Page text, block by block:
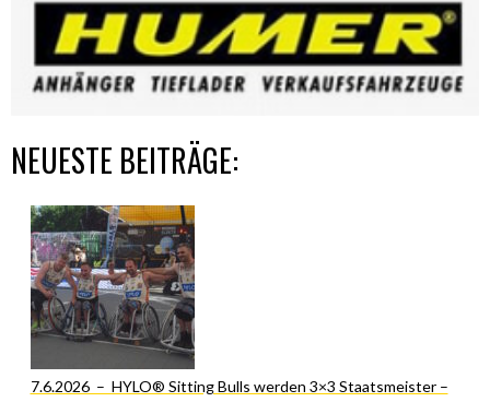
NEUESTE BEITRÄGE:
7.6.2026 – HYLO® Sitting Bulls werden 3×3 Staatsmeister –